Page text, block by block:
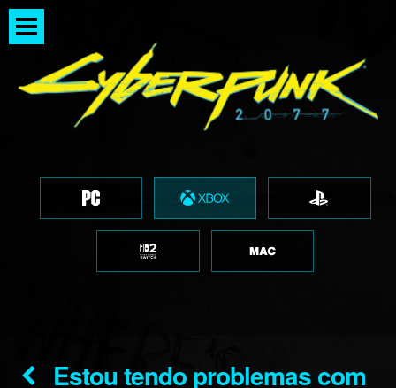
Estou tendo problemas com